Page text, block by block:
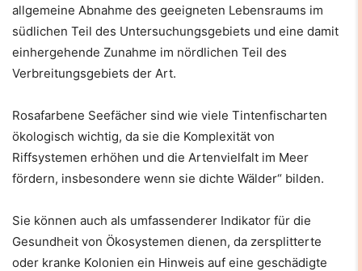
allgemeine Abnahme des geeigneten Lebensraums im
südlichen Teil des Untersuchungsgebiets und eine damit
einhergehende Zunahme im nördlichen Teil des
Verbreitungsgebiets der Art.
Rosafarbene Seefächer sind wie viele Tintenfischarten
ökologisch wichtig, da sie die Komplexität von
Riffsystemen erhöhen und die Artenvielfalt im Meer
fördern, insbesondere wenn sie dichte Wälder“ bilden.
Sie können auch als umfassenderer Indikator für die
Gesundheit von Ökosystemen dienen, da zersplitterte
oder kranke Kolonien ein Hinweis auf eine geschädigte